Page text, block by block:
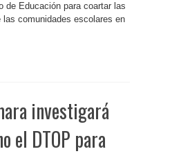
normas
contra
protestas
de Educación para coartar las
comunidades escolares en
investigará
el DTOP para